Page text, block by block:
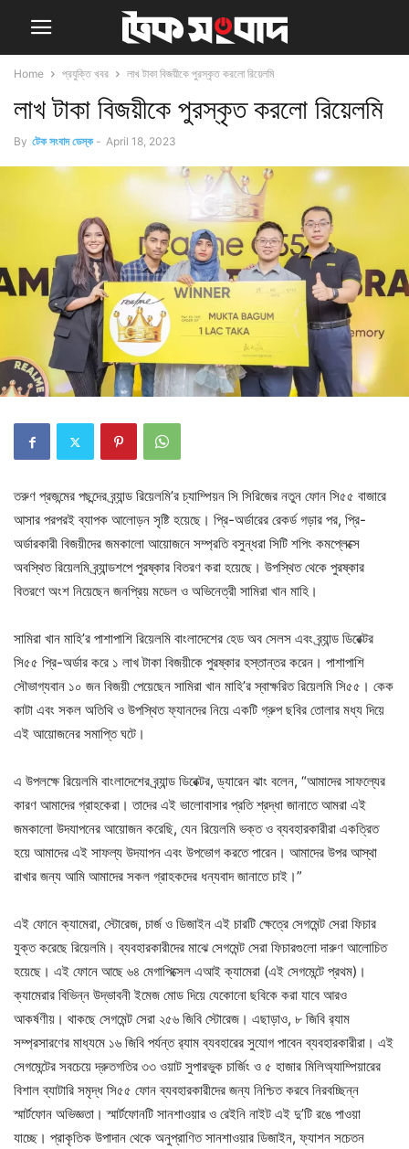
Home প্রযুক্তি খবর লাখ টাকা বিজয়ীকে পুরস্কৃত করলো রিয়েলমি
লাখ টাকা বিজয়ীকে পুরস্কৃত করলো রিয়েলমি
By টেক সংবাদ ডেস্ক - April 18, 2023
তরুণ প্রজন্মের পছন্দের ব্র্যান্ড রিয়েলমি’র চ্যাম্পিয়ন সি সিরিজের নতুন ফোন সি৫৫ বাজারে
আসার পরপরই ব্যাপক আলোড়ন সৃষ্টি হয়েছে। প্রি-অর্ডারের রেকর্ড গড়ার পর, প্রি-
অর্ডারকারী বিজয়ীদের জমকালো আয়োজনে সম্প্রতি বসুন্ধরা সিটি শপিং কমপ্লেক্সে
অবস্থিত রিয়েলমি ব্র্যান্ডশপে পুরষ্কার বিতরণ করা হয়েছে। উপস্থিত থেকে পুরষ্কার
বিতরণে অংশ নিয়েছেন জনপ্রিয় মডেল ও অভিনেত্রী সামিরা খান মাহি।
সামিরা খান মাহি’র পাশাপাশি রিয়েলমি বাংলাদেশের হেড অব সেলস এবং ব্র্যান্ড ডিরেক্টর
সি৫৫ প্রি-অর্ডার করে ১ লাখ টাকা বিজয়ীকে পুরষ্কার হস্তান্তর করেন। পাশাপাশি
সৌভাগ্যবান ১০ জন বিজয়ী পেয়েছেন সামিরা খান মাহি’র স্বাক্ষরিত রিয়েলমি সি৫৫। কেক
কাটা এবং সকল অতিথি ও উপস্থিত ফ্যানদের নিয়ে একটি গ্রুপ ছবির তোলার মধ্য দিয়ে
এই আয়োজনের সমাপ্তি ঘটে।
এ উপলক্ষে রিয়েলমি বাংলাদেশের ব্র্যান্ড ডিরেক্টর, ড্যারেন ঝাং বলেন, “আমাদের সাফল্যের
কারণ আমাদের গ্রাহকেরা। তাদের এই ভালোবাসার প্রতি শ্রদ্ধা জানাতে আমরা এই
জমকালো উদযাপনের আয়োজন করেছি, যেন রিয়েলমি ভক্ত ও ব্যবহারকারীরা একত্রিত
হয়ে আমাদের এই সাফল্য উদযাপন এবং উপভোগ করতে পারেন। আমাদের উপর আস্থা
রাখার জন্য আমি আমাদের সকল গ্রাহকদের ধন্যবাদ জানাতে চাই।”
এই ফোনে ক্যামেরা, স্টোরেজ, চার্জ ও ডিজাইন এই চারটি ক্ষেত্রে সেগমেন্ট সেরা ফিচার
যুক্ত করেছে রিয়েলমি। ব্যবহারকারীদের মাঝে সেগমেন্ট সেরা ফিচারগুলো দারুণ আলোচিত
হয়েছে। এই ফোনে আছে ৬৪ মেগাপিক্সেল এআই ক্যামেরা (এই সেগমেন্টে প্রথম)।
ক্যামেরার বিভিন্ন উদ্ভাবনী ইমেজ মোড দিয়ে যেকোনো ছবিকে করা যাবে আরও
আকর্ষণীয়। থাকছে সেগমেন্ট সেরা ২৫৬ জিবি স্টোরেজ। এছাড়াও, ৮ জিবি র‍্যাম
সম্প্রসারণের মাধ্যমে ১৬ জিবি পর্যন্ত র‍্যাম ব্যবহারের সুযোগ পাবেন ব্যবহারকারীরা। এই
সেগমেন্টের সবচেয়ে দ্রুতগতির ৩৩ ওয়াট সুপারভুক চার্জিং ও ৫ হাজার মিলিঅ্যাম্পিয়ারের
বিশাল ব্যাটারি সমৃদ্ধ সি৫৫ ফোন ব্যবহারকারীদের জন্য নিশ্চিত করবে নিরবচ্ছিন্ন
স্মার্টফোন অভিজ্ঞতা। স্মার্টফোনটি সানশাওয়ার ও রেইনি নাইট এই দু’টি রঙে পাওয়া
যাচ্ছে। প্রাকৃতিক উপাদান থেকে অনুপ্রাণিত সানশাওয়ার ডিজাইন, ফ্যাশন সচেতন